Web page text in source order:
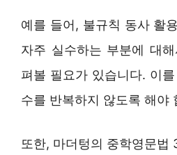
예를 들어, 불규칙 동사 활
자주 실수하는 부분에 대
펴볼 필요가 있습니다. 이
수를 반복하지 않도록 해야
또한, 마더텅의 중학영문법